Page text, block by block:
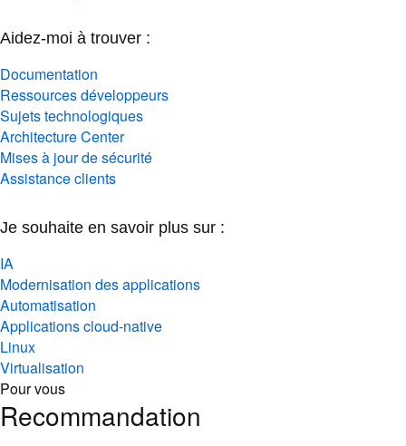
Aidez-moi à trouver :
Documentation
Ressources développeurs
Sujets technologiques
Architecture Center
Mises à jour de sécurité
Assistance clients
Je souhaite en savoir plus sur :
IA
Modernisation des applications
Automatisation
Applications cloud-native
Linux
Virtualisation
Pour vous
Recommandation